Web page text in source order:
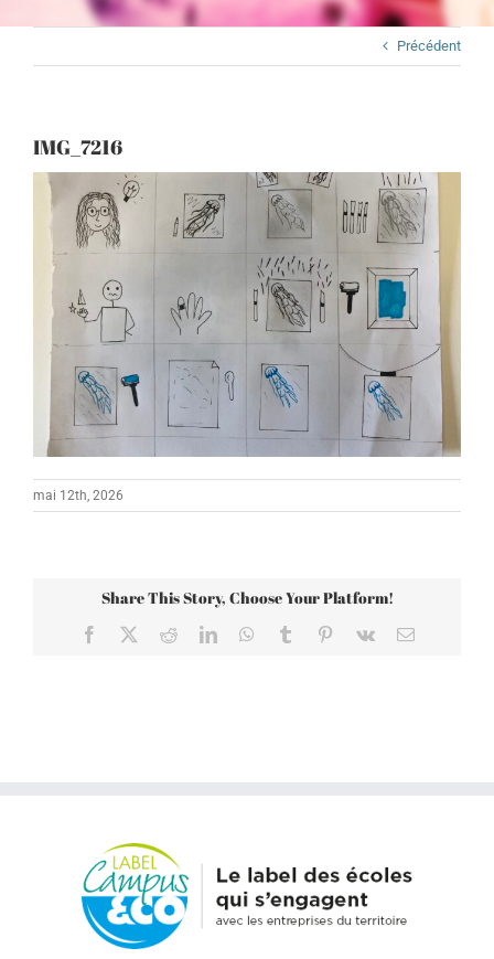
Précédent
IMG_7216
mai 12th, 2026
Share This Story, Choose Your Platform!
Facebook RedditLinkedInWhatsApp
Tumblr Pinterest
Vk Email